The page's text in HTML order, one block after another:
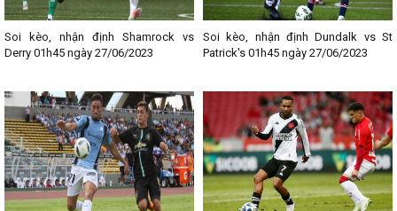
Soi kèo, nhận định Shamrock vs
Derry 01h45 ngày 27/06/2023
Soi kèo, nhận định Dundalk vs St
Patrick's 01h45 ngày 27/06/2023